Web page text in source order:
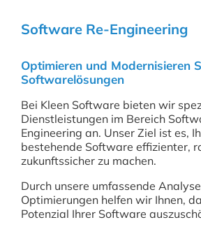
Software Re-Engineering
Optimieren und Modernisieren
Softwarelösungen
Bei Kleen Software bieten wir
Dienstleistungen im Bereich
Engineering an. Unser Ziel ist es,
bestehende Software effizienter,
zukunftssicher zu machen.
Durch unsere umfassende
Optimierungen helfen wir Ihnen,
Potenzial Ihrer Software